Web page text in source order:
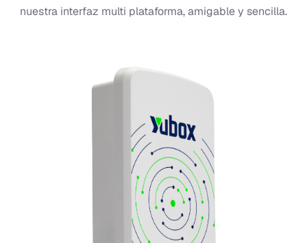
nuestra interfaz multi plataforma, amigable y sencilla.